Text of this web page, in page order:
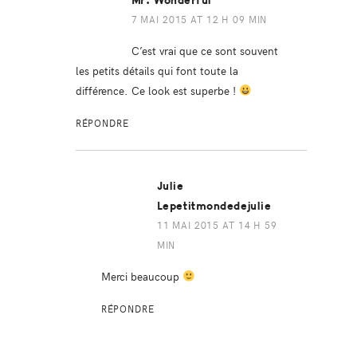
7 MAI 2015 AT 12 H 09 MIN
C’est vrai que ce sont souvent
les petits détails qui font toute la
différence. Ce look est superbe !
RÉPONDRE
Julie
Lepetitmondedejulie
11 MAI 2015 AT 14 H 59
MIN
Merci beaucoup
RÉPONDRE